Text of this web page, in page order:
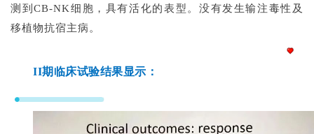
测到CB-NK细胞，具有活化的表型。没有发生输注毒性及
移植物抗宿主病。
II期临床试验结果显示：